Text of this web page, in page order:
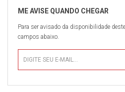
Para ser avisado da disponibilidade
campos abaixo.